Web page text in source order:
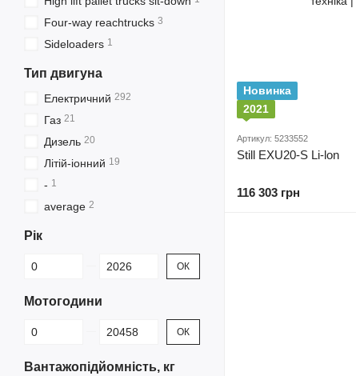
Новинка
2021
Артикул: 5233552
Still EXU20-S Li-lon
116 303 грн
Four-way reachtrucks 3
Sideloaders 1
Тип двигуна
Електричний 292
Газ 21
Дизель 20
Літій-іонний 19
- 1
average 2
Рік
Від Рік
До Рік ОК
Мотогодини
Від Мотогодини
До Мотогодини ОК
Вантажопідйомність, кг